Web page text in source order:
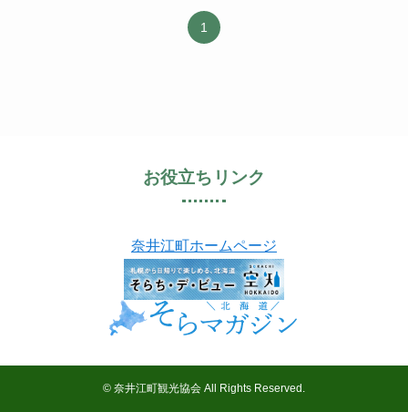
1
お役立ちリンク
奈井江町ホームページ
© 奈井江町観光協会 All Rights Reserved.